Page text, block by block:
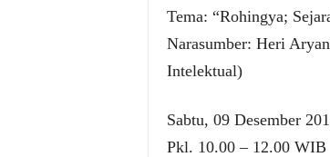
Tema: “Rohingya;
Narasumber: Heri
Intelektual)
Sabtu, 09 Desember
Pkl. 10.00 – 12.00 WIB